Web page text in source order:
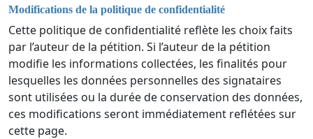
Modifications de la politique de confidentialité
Cette politique de confidentialité reflète les choix faits
par l’auteur de la pétition. Si l’auteur de la pétition
modifie les informations collectées, les finalités pour
lesquelles les données personnelles des signataires
sont utilisées ou la durée de conservation des données,
ces modifications seront immédiatement reflétées sur
cette page.